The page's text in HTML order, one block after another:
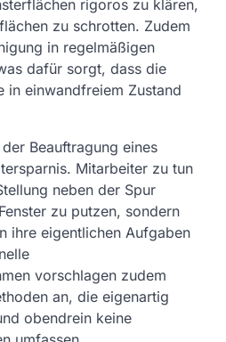
rigoros zu klären,
zu schrotten. Zudem
in regelmäßigen
dafür sorgt, dass die
in einwandfreiem Zustand
Beauftragung eines
Mitarbeiter zu tun
neben der Spur
zu putzen, sondern
ihre eigentlichen Aufgaben
vorschlagen zudem
an, die eigenartig
obendrein keine